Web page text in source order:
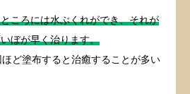
ころには水ぶくれができ、それが
ぼが早く治ります。
ど塗布すると治癒することが多い